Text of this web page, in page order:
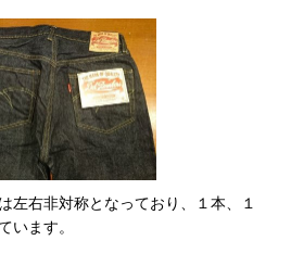
左右非対称となっており、１本、１
います。